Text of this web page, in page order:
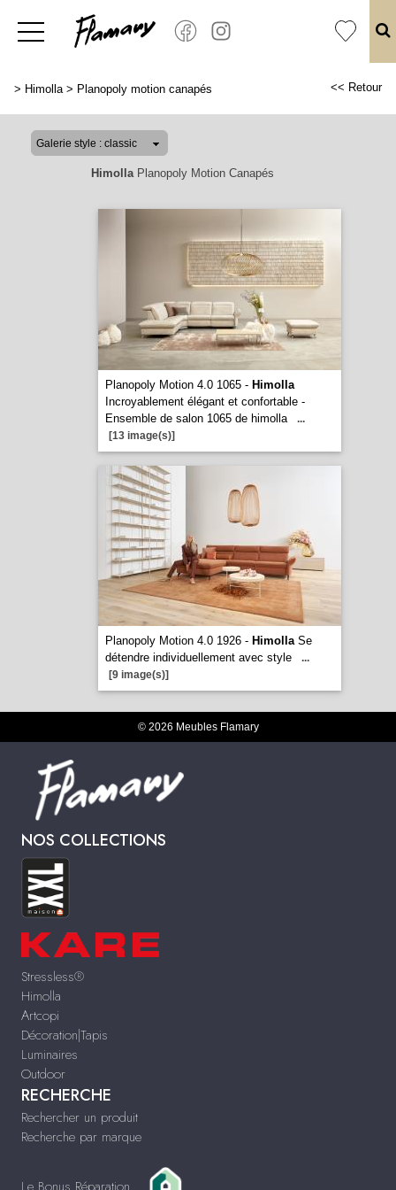
> Himolla> Planopoly motion canapés << Retour
HimollaPlanopoly Motion Canapés
Planopoly Motion 4.0 1065 - Himolla
Incroyablement élégant et confortable -
Ensemble de salon 1065 de himolla
...
[13 image(s)]
Planopoly Motion 4.0 1926 - HimollaSe
détendre individuellement avec style
...
[9 image(s)]
© 2026 Meubles Flamary
NOS COLLECTIONS
Stressless®
Himolla
Artcopi
Décoration|Tapis
Luminaires
Outdoor
RECHERCHE
Rechercher un produit
Recherche par marque
Le Bonus Réparation